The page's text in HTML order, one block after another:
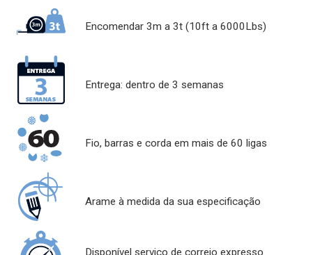
Encomendar 3m a 3t (10ft a 6000Lbs)
Entrega: dentro de 3 semanas
Fio, barras e corda em mais de 60 ligas
Arame à medida da sua especificação
Disponível serviço de correio expresso